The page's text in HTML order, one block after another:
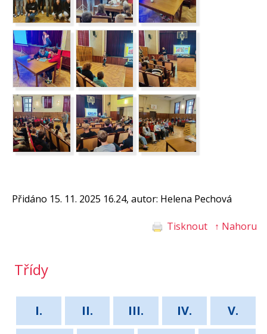
Přidáno 15. 11. 2025 16.24, autor: Helena Pechová
Tisknout ↑ Nahoru
Třídy
I. II. III. IV.
V.